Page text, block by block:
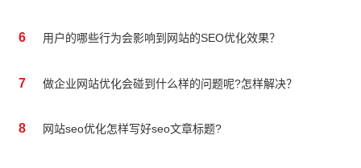
6 用户的哪些行为会影响到网站的SEO优化效果？
7 做企业网站优化会碰到什么样的问题呢?怎样解决？
8 网站seo优化怎样写好seo文章标题?